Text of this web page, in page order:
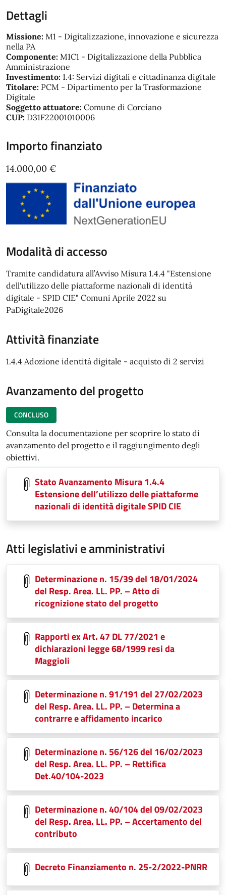
Dettagli
Missione: M1 - Digitalizzazione, innovazione e sicurezza
nella PA
Componente: M1C1 - Digitalizzazione della Pubblica
Amministrazione
Investimento: 1.4: Servizi digitali e cittadinanza digitale
Titolare: PCM - Dipartimento per la Trasformazione
Digitale
Soggetto attuatore: Comune di Corciano
CUP: D31F22001010006
Importo finanziato
14.000,00 €
Modalità di accesso
Tramite candidatura all’Avviso Misura 1.4.4 "Estensione
dell'utilizzo delle piattaforme nazionali di identità
digitale - SPID CIE" Comuni Aprile 2022 su
PaDigitale2026
Attività finanziate
1.4.4 Adozione identità digitale - acquisto di 2 servizi
Avanzamento del progetto
CONCLUSO
Consulta la documentazione per scoprire lo stato di
avanzamento del progetto e il raggiungimento degli
obiettivi.
Stato Avanzamento Misura 1.4.4
Estensione dell’utilizzo delle piattaforme
nazionali di identità digitale SPID CIE
Atti legislativi e amministrativi
Determinazione n. 15/39 del 18/01/2024
del Resp. Area. LL. PP. – Atto di
ricognizione stato del progetto
Rapporti ex Art. 47 DL 77/2021 e
dichiarazioni legge 68/1999 resi da
Maggioli
Determinazione n. 91/191 del 27/02/2023
del Resp. Area. LL. PP. – Determina a
contrarre e affidamento incarico
Determinazione n. 56/126 del 16/02/2023
del Resp. Area. LL. PP. – Rettifica
Det.40/104-2023
Determinazione n. 40/104 del 09/02/2023
del Resp. Area. LL. PP. – Accertamento del
contributo
Decreto Finanziamento n. 25-2/2022-PNRR